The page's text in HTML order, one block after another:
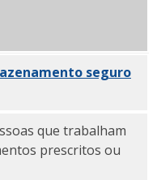
seguro
que trabalham
prescritos ou